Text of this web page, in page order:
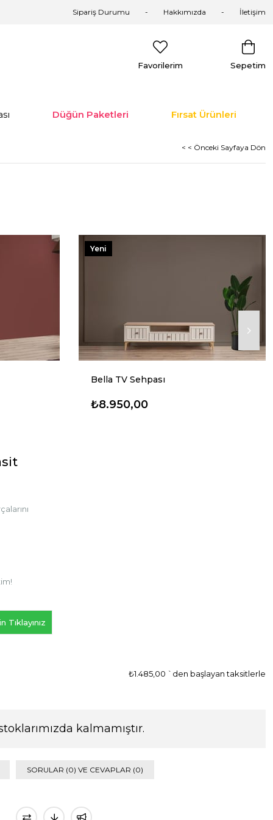
Sipariş Durumu Hakkımızda İletişim
Sepetim
Favorilerim
Düğün Paketleri Fırsat Ürünleri
< < Önceki Sayfaya Dön
Bella TV Sehpası
₺8.950,00
Yeni
₺1.485,00 `den başlayan taksitlerle
kalmamıştır.
SORULAR (0) VE CEVAPLAR (0)